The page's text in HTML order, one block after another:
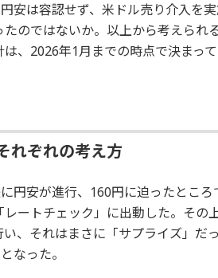
安は容認せず、米ドル売り介入を
のではないか。以上から考えられ
、2026年1月までの時点で決まっ
れぞれの考え方
円安が進行、160円に迫ったとこ
ートチェック」に出動した。その
、それはまさに「サプライズ」だ
なった。